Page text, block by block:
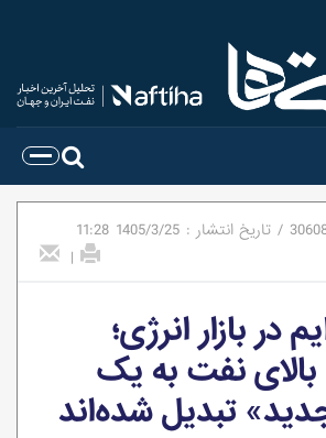
/ تاریخ انتشار : 1405/3/25
11:28
|
در بازار انرژی؛
نفت به یک
تبدیل شده‌اند